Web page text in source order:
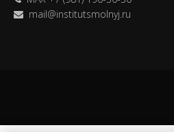
mail@institutsmolnyj.ru